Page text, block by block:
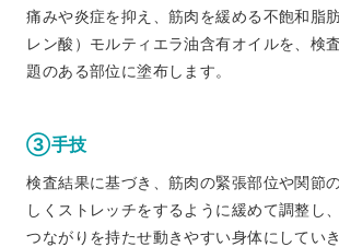
痛みや炎症を抑え、筋肉を緩める不飽和脂
レン酸）モルティエラ油含有オイルを、検
題のある部位に塗布します。
③手技
検査結果に基づき、筋肉の緊張部位や関節
しくストレッチをするように緩めて調整し
つながりを持たせ動きやすい身体にしていき